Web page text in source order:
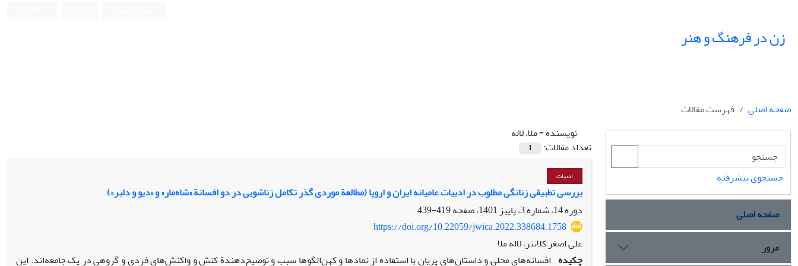
زن در فرهنگ و هنر
صفحه اصلی
فهرست مقالات
نویسنده =ملا، لاله
تعداد مقالات:
1
ادبیات
بررسی تطبیقی زنانگی مطلوب در ادبیات عامیانه ایران و اروپا (مطالعة موردی گذر تکامل زناشویی در دو افسانة «شاه‌مار» و «دیو و دلبر»)
دوره 14، شماره 3، پاییز 1401، صفحه
419-439
https://doi.org/10.22059/jwica.2022.338684.1758
علی اصغر کلانتر، لاله ملا
چکیده افسانه‌های محلی و داستان‌های پریان با استفاده از نماد‌ها و کهن‌الگوها سبب و توضیح‌دهندة کنش و واکنش‌های فردی و گروهی در یک جامعه‌اند. این
جستجوی پیشرفته
صفحه اصلی
مرور